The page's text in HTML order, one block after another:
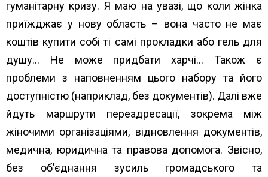
гуманітарну кризу. Я маю на увазі, що коли жінка
приїжджає у нову область – вона часто не має
коштів купити собі ті самі прокладки або гель для
душу… Не може придбати харчі… Також є
проблеми з наповненням цього набору та його
доступністю (наприклад, без документів). Далі вже
йдуть маршрути переадресації, зокрема між
жіночими організаціями, відновлення документів,
медична, юридична та правова допомога. Звісно,
без об’єднання зусиль громадського та